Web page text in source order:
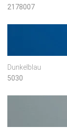
2178007
Dunkelblau
5030